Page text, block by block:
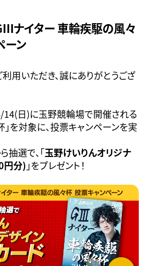
ナイター 車輪疾駆の風々
ーン
用いただき、誠にありがとうござ
日)に玉野競輪場で開催される
を対象に、投票キャンペーンを実
選で、「玉野けいりんオリジナ
円分) 」をプレゼント！